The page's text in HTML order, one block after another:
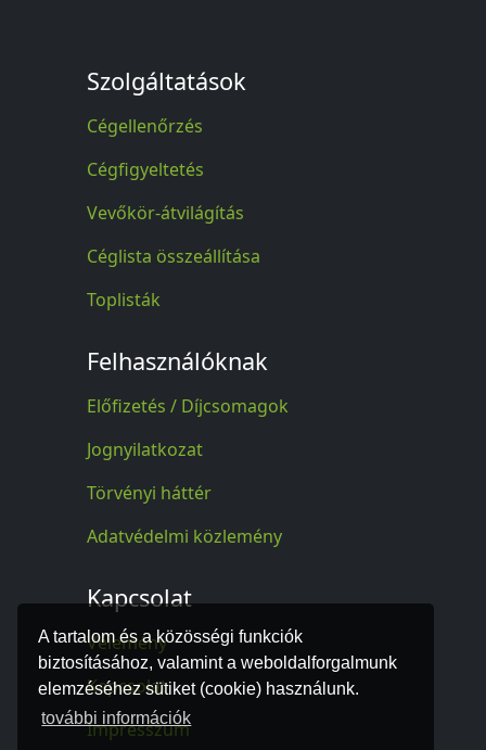
A tartalom és a közösségi funkciók
biztosításához, valamint a weboldalforgalmunk
elemzéséhez sütiket (cookie) használunk.
további információk
Szolgáltatások
Cégellenőrzés
Cégfigyeltetés
Vevőkör-átvilágítás
Céglista összeállítása
Toplisták
Felhasználóknak
Előfizetés / Díjcsomagok
Jognyilatkozat
Törvényi háttér
Adatvédelmi közlemény
Kapcsolat
Vélemény
Kapcsolat
Impresszum